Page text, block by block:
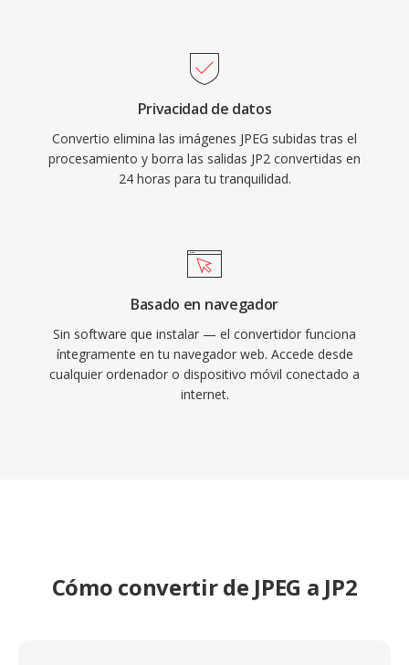
Privacidad de datos
Convertio elimina las imágenes JPEG subidas tras el
procesamiento y borra las salidas JP2 convertidas en
24 horas para tu tranquilidad.
Basado en navegador
Sin software que instalar — el convertidor funciona
íntegramente en tu navegador web. Accede desde
cualquier ordenador o dispositivo móvil conectado a
internet.
Cómo convertir de JPEG a JP2